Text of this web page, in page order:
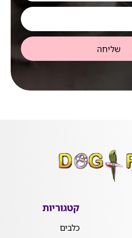
שליחה
קטגוריות
כלבים